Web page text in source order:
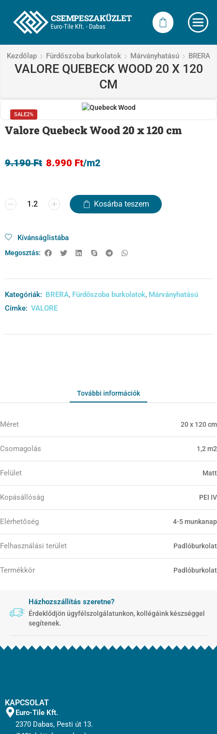
Kezdőlap Fürdőszoba burkolatok Márványhatású BRERA
VALORE QUEBECK WOOD 20 X 120
CM
SALE2%
Valore Quebeck Wood 20 x 120 cm
9.190Ft 8.990 Ft/m2
Kosárba teszem
Kívánságlistába
Megosztás:
Kategóriák: BRERA, Fürdőszoba burkolatok, Márványhatású
Címke: VALORE
További információk
Méret 20 x 120 cm
Csomagolás 1,2 m2
Felület Matt
Kopásállóság PEI IV
Elérhetőség 4-5 munkanap
Felhasználási terület Padlóburkolat
Termékkör Padlóburkolat
Házhozszállítás szeretne?
Érdeklődjön ügyfélszolgálatunkon, kollégáink készséggel
segítenek.
KAPCSOLAT
Euro-Tile Kft.
2370 Dabas, Pesti út 13.